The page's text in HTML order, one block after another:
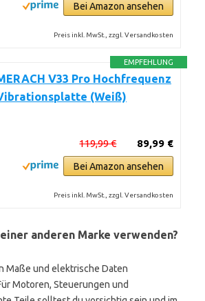
Bei Amazon ansehen
Preis inkl. MwSt., zzgl. Versandkosten
EMPFEHLUNG
V33 Pro Hochfrequenz
(Weiß)
89,99 €
119,99 €
Bei Amazon ansehen
Preis inkl. MwSt., zzgl. Versandkosten
anderen Marke verwenden?
Maße und elektrische Daten
Motoren, Steuerungen und